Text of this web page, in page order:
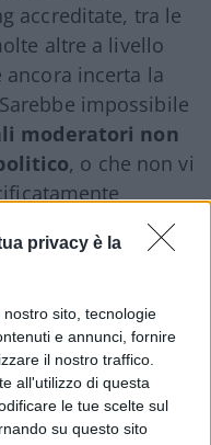
privacy è la
sito, tecnologie
e annunci, fornire
il nostro traffico.
all'utilizzo di questa
le tue scelte sul
su questo sito
accreditate, tra le
altre a livello
ancora incerta la
impossibile
moderatori non
, o che non vi
di parola e di
scelte artificiali,
ristretto di